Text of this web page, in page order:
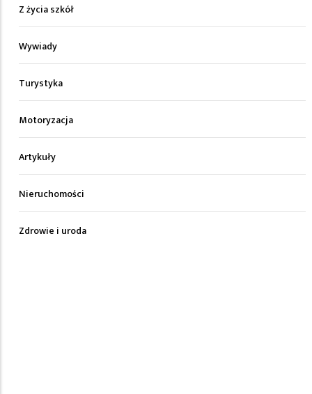
Z życia szkół
Wywiady
Turystyka
Motoryzacja
Artykuły
Nieruchomości
Zdrowie i uroda